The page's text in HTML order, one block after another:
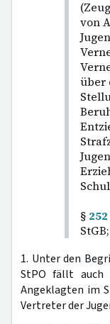
von
über
§ 252
1. Unter den
StPO fällt auch
Angeklagten im
Vertreter der